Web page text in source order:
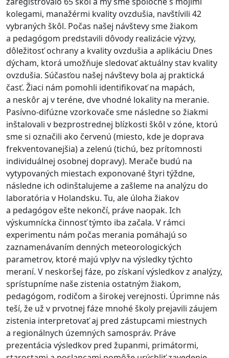
kolegami, manažérmi kvality ovzdušia, navštívili 42
vybraných škôl. Počas našej návštevy sme žiakom
a pedagógom predstavili dôvody realizácie výzvy,
dôležitosť ochrany a kvality ovzdušia a aplikáciu Dnes
dýcham, ktorá umožňuje sledovať aktuálny stav kvality
ovzdušia. Súčasťou našej návštevy bola aj praktická
časť. Žiaci nám pomohli identifikovať na mapách,
a neskôr aj v teréne, dve vhodné lokality na meranie.
Pasívno-difúzne vzorkovače sme následne so žiakmi
inštalovali v bezprostrednej blízkosti škôl v zóne, ktorú
sme si označili ako červenú (miesto, kde je doprava
frekventovanejšia) a zelenú (tichú, bez prítomnosti
individuálnej osobnej dopravy). Merače budú na
vytypovaných miestach exponované štyri týždne,
následne ich odinštalujeme a zašleme na analýzu do
laboratória v Holandsku. Tu, ale úloha žiakov
a pedagógov ešte nekončí, práve naopak. Ich
výskumnícka činnosť týmto iba začala. V rámci
experimentu nám počas merania pomáhajú so
zaznamenávaním denných meteorologických
parametrov, ktoré majú vplyv na výsledky týchto
meraní. V neskoršej fáze, po získaní výsledkov z analýzy,
sprístupníme naše zistenia ostatným žiakom,
pedagógom, rodičom a širokej verejnosti. Úprimne nás
teší, že už v prvotnej fáze mnohé školy prejavili záujem
zistenia interpretovať aj pred zástupcami miestnych
a regionálnych územných samospráv. Práve
prezentácia výsledkov pred županmi, primátormi,